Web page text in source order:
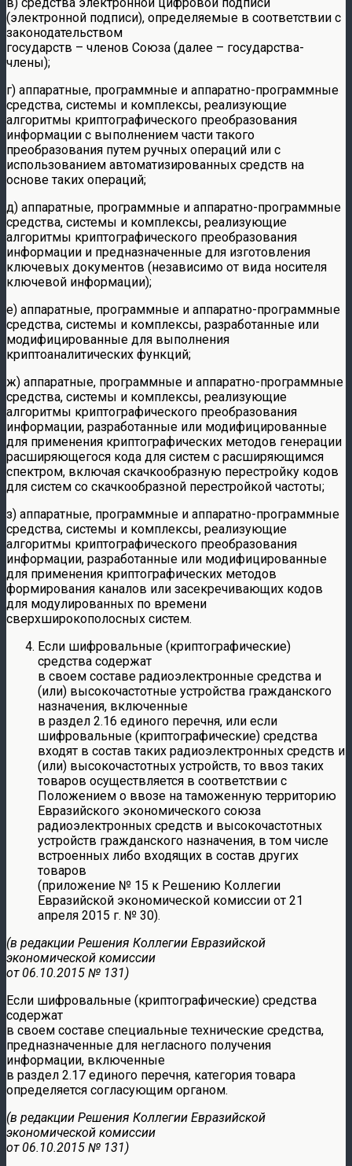
(электронной подписи), определяемые в соответствии с
законодательством
государств – членов Союза (далее – государства-
члены);
г) аппаратные, программные и аппаратно-программные
средства, системы и комплексы, реализующие
алгоритмы криптографического преобразования
информации с выполнением части такого
преобразования путем ручных операций или с
использованием автоматизированных средств на
основе таких операций;
д) аппаратные, программные и аппаратно-программные
средства, системы и комплексы, реализующие
алгоритмы криптографического преобразования
информации и предназначенные для изготовления
ключевых документов (независимо от вида носителя
ключевой информации);
е) аппаратные, программные и аппаратно-программные
средства, системы и комплексы, разработанные или
модифицированные для выполнения
криптоаналитических функций;
ж) аппаратные, программные и аппаратно-программные
средства, системы и комплексы, реализующие
алгоритмы криптографического преобразования
информации, разработанные или модифицированные
для применения криптографических методов генерации
расширяющегося кода для систем с расширяющимся
спектром, включая скачкообразную перестройку кодов
для систем со скачкообразной перестройкой частоты;
з) аппаратные, программные и аппаратно-программные
средства, системы и комплексы, реализующие
алгоритмы криптографического преобразования
информации, разработанные или модифицированные
для применения криптографических методов
формирования каналов или засекречивающих кодов
для модулированных по времени
сверхширокополосных систем.
Если шифровальные (криптографические)
средства содержат
в своем составе радиоэлектронные средства и
(или) высокочастотные устройства гражданского
назначения, включенные
в раздел 2.16 единого перечня, или если
шифровальные (криптографические) средства
входят в состав таких радиоэлектронных средств и
(или) высокочастотных устройств, то ввоз таких
товаров осуществляется в соответствии с
Положением о ввозе на таможенную территорию
Евразийского экономического союза
радиоэлектронных средств и высокочастотных
устройств гражданского назначения, в том числе
встроенных либо входящих в состав других
товаров
(приложение № 15 к Решению Коллегии
Евразийской экономической комиссии от 21
апреля 2015 г. № 30).
(в редакции Решения Коллегии Евразийской
экономической комиссии
от 06.10.2015 № 131)
Если шифровальные (криптографические) средства
содержат
в своем составе специальные технические средства,
предназначенные для негласного получения
информации, включенные
в раздел 2.17 единого перечня, категория товара
определяется согласующим органом.
(в редакции Решения Коллегии Евразийской
экономической комиссии
от 06.10.2015 № 131)